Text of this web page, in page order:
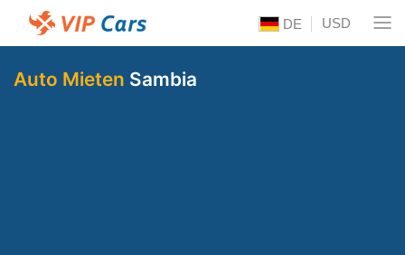
DE USD
Auto Mieten Sambia